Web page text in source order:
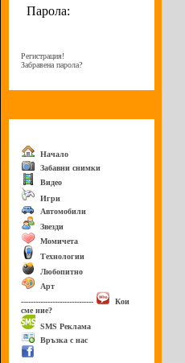
Парола:
Регистрация!
Забравена парола?
Начало
Забавни снимки
Видео
Игри
Автомобили
Звезди
Момичета
Технологии
Любопитно
Арт
------------------------------
Кои
сме ние?
SMS Реклама
Връзка с нас